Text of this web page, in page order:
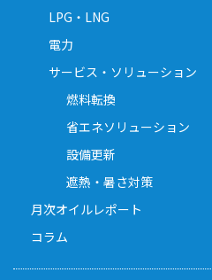
LPG・LNG
電力
サービス・ソリューション
燃料転換
省エネソリューション
設備更新
遮熱・暑さ対策
月次オイルレポート
コラム